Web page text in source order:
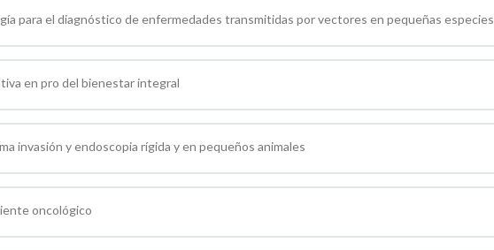
para el diagnóstico de enfermedades transmitidas por vectores en pequeñas especies
en pro del bienestar integral
invasión y endoscopia rígida y en pequeños animales
oncológico